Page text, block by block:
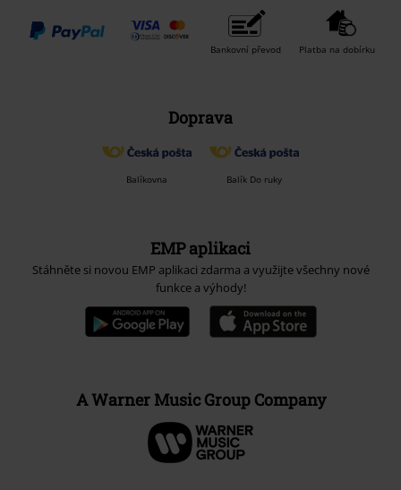
Bankovní převod Platba na dobírku
Doprava
Balíkovna Balík Do ruky
EMP aplikaci
Stáhněte si novou EMP aplikaci zdarma a využijte všechny nové
funkce a výhody!
A Warner Music Group Company